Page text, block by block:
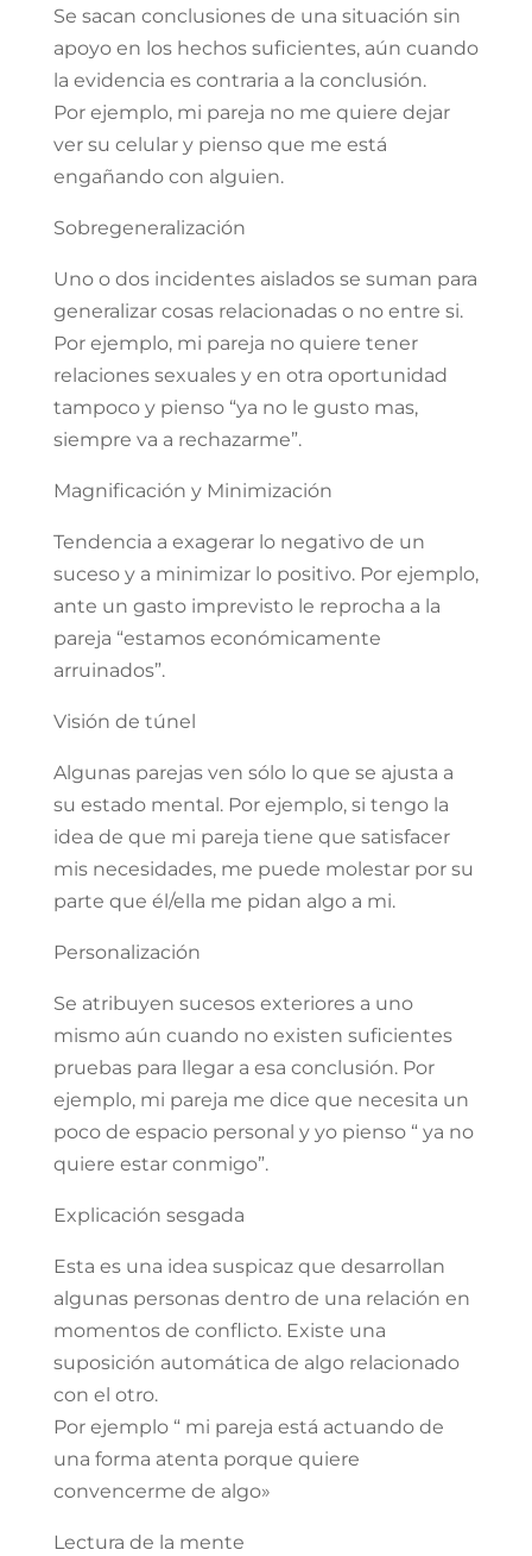
Se sacan conclusiones de una situación sin
apoyo en los hechos suficientes, aún cuando
la evidencia es contraria a la conclusión.
Por ejemplo, mi pareja no me quiere dejar
ver su celular y pienso que me está
engañando con alguien.
Sobregeneralización
Uno o dos incidentes aislados se suman para
generalizar cosas relacionadas o no entre si.
Por ejemplo, mi pareja no quiere tener
relaciones sexuales y en otra oportunidad
tampoco y pienso “ya no le gusto mas,
siempre va a rechazarme”.
Magnificación y Minimización
Tendencia a exagerar lo negativo de un
suceso y a minimizar lo positivo. Por ejemplo,
ante un gasto imprevisto le reprocha a la
pareja “estamos económicamente
arruinados”.
Visión de túnel
Algunas parejas ven sólo lo que se ajusta a
su estado mental. Por ejemplo, si tengo la
idea de que mi pareja tiene que satisfacer
mis necesidades, me puede molestar por su
parte que él/ella me pidan algo a mi.
Personalización
Se atribuyen sucesos exteriores a uno
mismo aún cuando no existen suficientes
pruebas para llegar a esa conclusión. Por
ejemplo, mi pareja me dice que necesita un
poco de espacio personal y yo pienso “ ya no
quiere estar conmigo”.
Explicación sesgada
Esta es una idea suspicaz que desarrollan
algunas personas dentro de una relación en
momentos de conflicto. Existe una
suposición automática de algo relacionado
con el otro.
Por ejemplo “ mi pareja está actuando de
una forma atenta porque quiere
convencerme de algo»
Lectura de la mente